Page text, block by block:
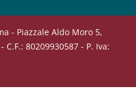
- Piazzale Aldo Moro 5,
C.F.: 80209930587 - P. Iva: